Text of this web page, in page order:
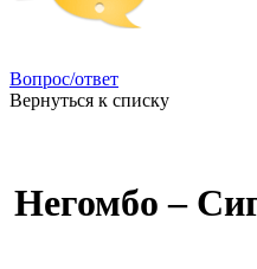
Вопрос/ответ
Вернуться к списку
Негомбо –